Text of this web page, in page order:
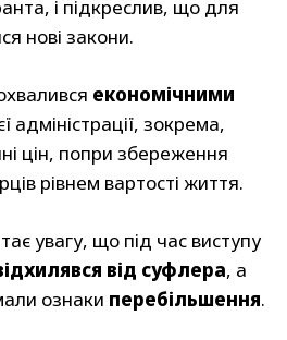
і підкреслив, що для
нові закони.
економічними
адміністрації, зокрема,
цін, попри збереження
рівнем вартості життя.
увагу, що під час виступу
від суфлера, а
ознаки перебільшення.